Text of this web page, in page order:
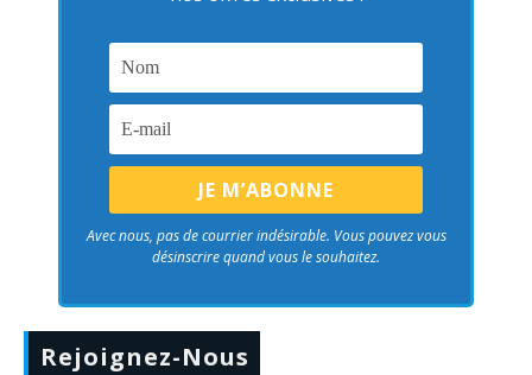
Avec nous, pas de courrier indésirable. Vous pouvez vous
désinscrire quand vous le souhaitez.
Rejoignez-Nous